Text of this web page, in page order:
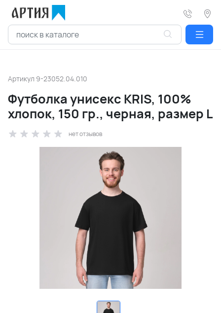
Артикул 9-23052.04.010
Футболка унисекс KRIS, 100%
хлопок, 150 гр., черная, размер L
нет отзывов